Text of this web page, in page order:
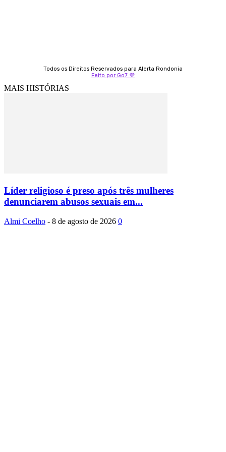
Todos os Direitos Reservados para Alerta Rondonia
Feito por Go7 💜
MAIS HISTÓRIAS
Líder religioso é preso após três mulheres
denunciarem abusos sexuais em...
Almi Coelho - 8 de agosto de 2026 0